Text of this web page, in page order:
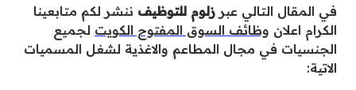
في المقال التالي عبر زلوم للتوظيف ننشر لكم متابعينا
الكرام اعلان وظائف السوق المفتوح الكويت لجميع
الجنسيات في مجال المطاعم والاغذية لشغل المسميات
الاتية: